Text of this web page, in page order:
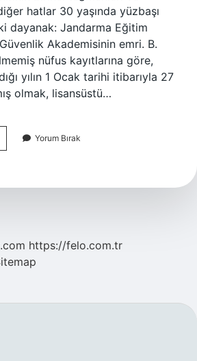
hatlar 30 yaşında yüzbaşı
dayanak: Jandarma Eğitim
Akademisinin emri. B.
nüfus kayıtlarına göre,
yılın 1 Ocak tarihi itibarıyla 27
olmak, lisansüstü…
Yorum Bırak
https://felo.com.tr